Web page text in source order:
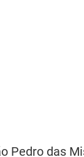
Pedro das